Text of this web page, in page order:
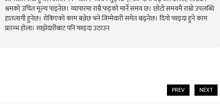
श्रमको उचित मूल्य पाइनेछ। व्यापारमा राम्रै फड्को मार्ने समय छ। छोटो समयमै राम्रो उपलब्धि
हातलागी हुनेछ। रोकिएको काम बन्नेछ भने जिम्मेवारी समेत बढ्नेछ। दिगो फाइदा हुने काम
प्रारम्भ होला। साझेदारीबाट पनि फाइदा उठाउन
PREV NEXT